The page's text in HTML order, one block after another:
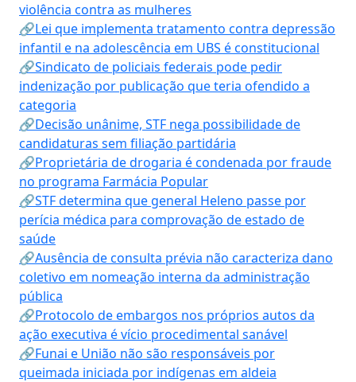
violência contra as mulheres
🔗Lei que implementa tratamento contra depressão
infantil e na adolescência em UBS é constitucional
🔗Sindicato de policiais federais pode pedir
indenização por publicação que teria ofendido a
categoria
🔗Decisão unânime, STF nega possibilidade de
candidaturas sem filiação partidária
🔗Proprietária de drogaria é condenada por fraude
no programa Farmácia Popular
🔗STF determina que general Heleno passe por
perícia médica para comprovação de estado de
saúde
🔗Ausência de consulta prévia não caracteriza dano
coletivo em nomeação interna da administração
pública
🔗Protocolo de embargos nos próprios autos da
ação executiva é vício procedimental sanável
🔗Funai e União não são responsáveis por
queimada iniciada por indígenas em aldeia